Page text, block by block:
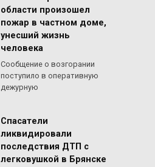
области произошел
пожар в частном доме,
унесший жизнь
человека
Сообщение о возгорании
поступило в оперативную
дежурную
Спасатели
ликвидировали
последствия ДТП с
легковушкой в Брянске